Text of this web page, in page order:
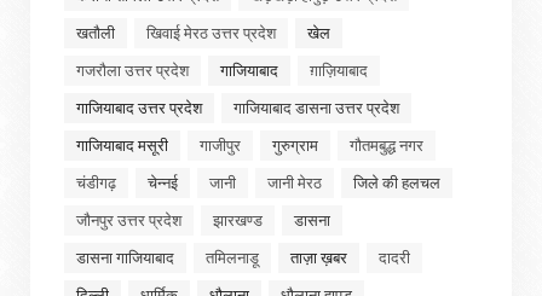
खतौली
खिवाई मेरठ उत्तर प्रदेश
खेल
गजरौला उत्तर प्रदेश
गाजियाबाद
ग़ाज़ियाबाद
गाजियाबाद उत्तर प्रदेश
गाजियाबाद डासना उत्तर प्रदेश
गाजियाबाद मसूरी
गाजीपुर गुरुग्राम
गौतमबुद्ध नगर
चंडीगढ़
चेन्नई जानी जानी मेरठ
जिले की हलचल
जौनपुर उत्तर प्रदेश
झारखण्ड
डासना
डासना गाजियाबाद
तमिलनाडू ताज़ा ख़बर
दादरी